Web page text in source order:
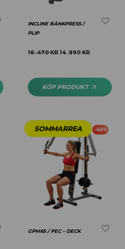
INCLINE BÄNKPRESS /
PLIP
16 .470KR 14 .990 KR
KÖP PRODUKT
-40%
GPM65 / PEC – DECK